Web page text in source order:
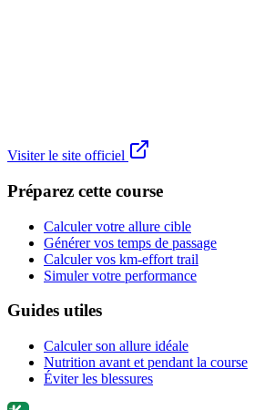
Visiter le site officiel
Préparez cette course
Calculer votre allure cible
Générer vos temps de passage
Calculer vos km-effort trail
Simuler votre performance
Guides utiles
Calculer son allure idéale
Nutrition avant et pendant la course
Éviter les blessures